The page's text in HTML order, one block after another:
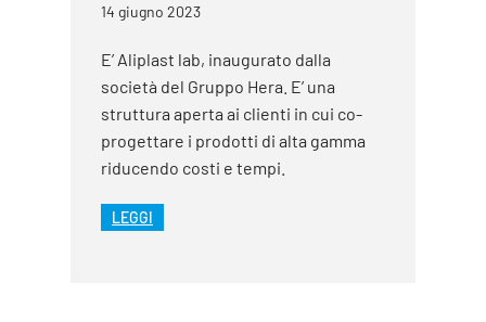
14 giugno 2023
E’ Aliplast lab, inaugurato dalla
società del Gruppo Hera. E’ una
struttura aperta ai clienti in cui co-
progettare i prodotti di alta gamma
riducendo costi e tempi.
LEGGI